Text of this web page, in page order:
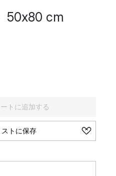
50x80 cm
トに追加する
トに保存